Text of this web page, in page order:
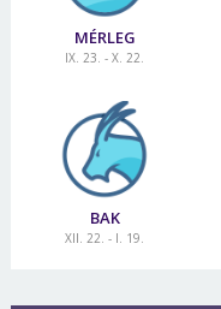
MÉRLEG
IX. 23. - X. 22.
BAK
XII. 22. - I. 19.